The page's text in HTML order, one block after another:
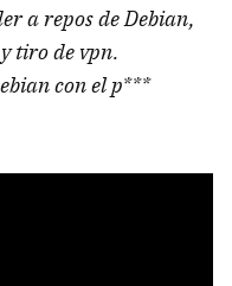
a repos de Debian,
tiro de vpn.
con el p***